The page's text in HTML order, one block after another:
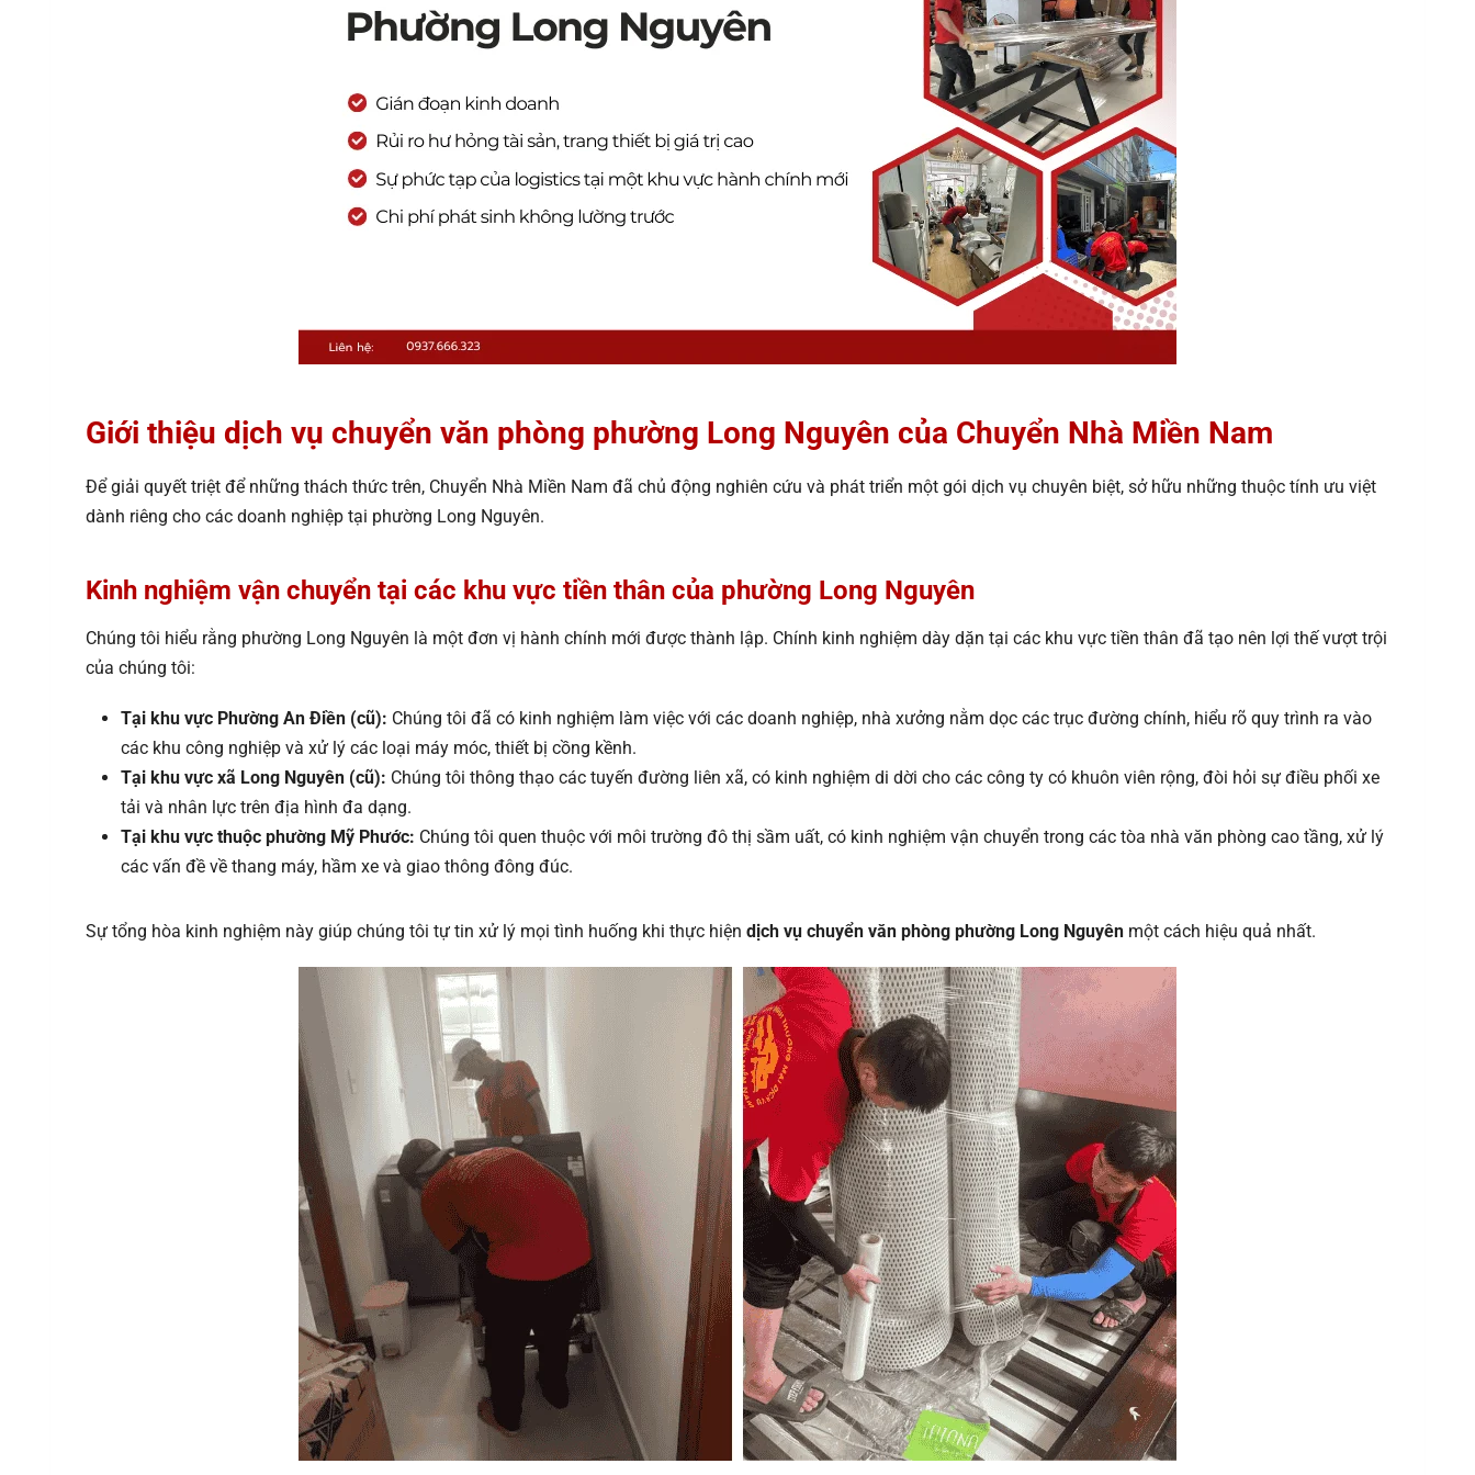
Giới thiệu dịch vụ chuyển văn phòng phường Long Nguyên của Chuyển Nhà Miền Nam
Để giải quyết triệt để những thách thức trên, Chuyển Nhà Miền Nam đã chủ động nghiên cứu và phát triển một gói dịch vụ chuyên biệt, sở hữu những thuộc tính ưu việt
dành riêng cho các doanh nghiệp tại phường Long Nguyên.
Kinh nghiệm vận chuyển tại các khu vực tiền thân của phường Long Nguyên
Chúng tôi hiểu rằng phường Long Nguyên là một đơn vị hành chính mới được thành lập. Chính kinh nghiệm dày dặn tại các khu vực tiền thân đã tạo nên lợi thế vượt trội
của chúng tôi:
Tại khu vực Phường An Điền (cũ): Chúng tôi đã có kinh nghiệm làm việc với các doanh nghiệp, nhà xưởng nằm dọc các trục đường chính, hiểu rõ quy trình ra vào
các khu công nghiệp và xử lý các loại máy móc, thiết bị cồng kềnh.
Tại khu vực xã Long Nguyên (cũ): Chúng tôi thông thạo các tuyến đường liên xã, có kinh nghiệm di dời cho các công ty có khuôn viên rộng, đòi hỏi sự điều phối xe
tải và nhân lực trên địa hình đa dạng.
Tại khu vực thuộc phường Mỹ Phước: Chúng tôi quen thuộc với môi trường đô thị sầm uất, có kinh nghiệm vận chuyển trong các tòa nhà văn phòng cao tầng, xử lý
các vấn đề về thang máy, hầm xe và giao thông đông đúc.
Sự tổng hòa kinh nghiệm này giúp chúng tôi tự tin xử lý mọi tình huống khi thực hiện dịch vụ chuyển văn phòng phường Long Nguyên một cách hiệu quả nhất.